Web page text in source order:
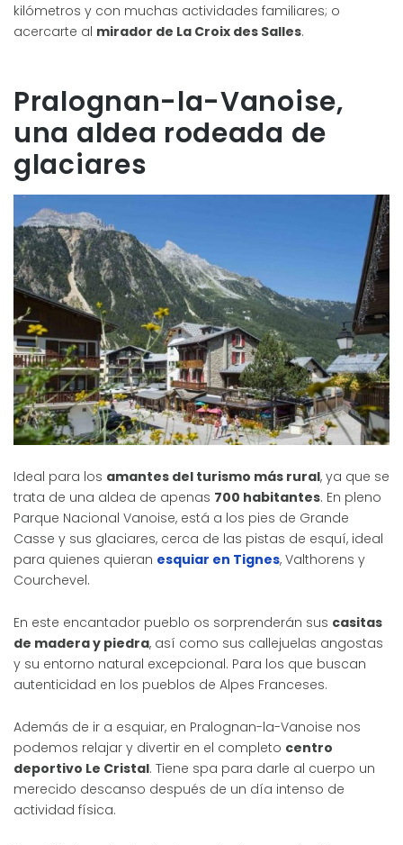
kilómetros y con muchas actividades familiares; o
acercarte al mirador de La Croix des Salles.
Pralognan-la-Vanoise,
una aldea rodeada de
glaciares
Ideal para los amantes del turismo más rural, ya que se
trata de una aldea de apenas 700 habitantes. En pleno
Parque Nacional Vanoise, está a los pies de Grande
Casse y sus glaciares, cerca de las pistas de esquí, ideal
para quienes quieran esquiar en Tignes, Valthorens y
Courchevel.
En este encantador pueblo os sorprenderán sus casitas
de madera y piedra, así como sus callejuelas angostas
y su entorno natural excepcional. Para los que buscan
autenticidad en los pueblos de Alpes Franceses.
Además de ir a esquiar, en Pralognan-la-Vanoise nos
podemos relajar y divertir en el completo centro
deportivo Le Cristal. Tiene spa para darle al cuerpo un
merecido descanso después de un día intenso de
actividad física.